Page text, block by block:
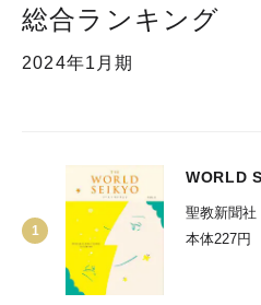
総合ランキング
2024年1月期
WORLD
聖教新聞社
本体227円